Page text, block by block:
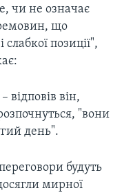
чи не означає
що
позиції",
відповів він,
"вони
день".
будуть
мирної